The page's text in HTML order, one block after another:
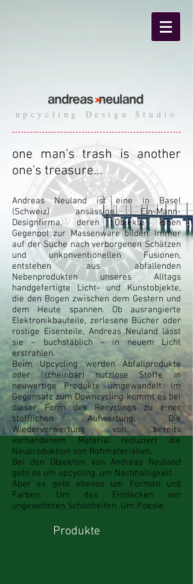
upcycling Design Studio
one man's trash is another
one's treasure...
Andreas Neuland ist eine in Basel
(Schweiz) ansässige Ein-Mann-
Designfirma, deren Objekte einen
Gegenpol zur Massenware bilden. Immer
auf der Suche nach verborgenen Schätzen
und unkonventionellen Fusionen,
entstehen aus abfallenden
Nebenprodukten unseres Alltags
handgefertigte Licht- und Kunstobjekte,
die den Bogen zwischen dem Gestern und
dem Heute spannen. Ob ausrangierte
Elektronikbauteile, zerlesene Bücher oder
rostige Eisenteile, Andreas Neuland lässt
sie – buchstäblich – in neuem Licht
erstrahlen.
Beim Upcycling werden Abfallprodukte
oder (scheinbar) nutzlose Stoffe in
neuwertige Produkte umgewandelt. Im
Gegensatz zum Downcycling kommt es bei
dieser Form des Recyclings zu einer
stofflichen Aufwertung. Die
Wiederverwertung von bereits
vorhandenem Material reduziert die
Neuproduktion von Rohmaterialien.
Bei den Objekten von Andreas Neuland
geht es um upcycling, um Nachhaltigkeit.
Aber es geht ebenso um Formen und
Farben. Um das Entdecken von
ungewohnten Schönheiten. Um Poesie.
Produkte